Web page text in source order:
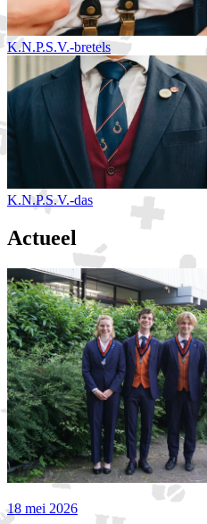
K.N.P.S.V.-bretels
K.N.P.S.V.-das
Actueel
18 mei 2026